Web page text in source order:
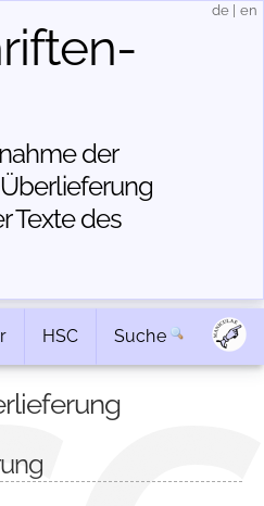
der
Texte des
de en
HSC Suche